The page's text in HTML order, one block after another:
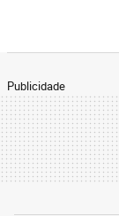
Publicidade